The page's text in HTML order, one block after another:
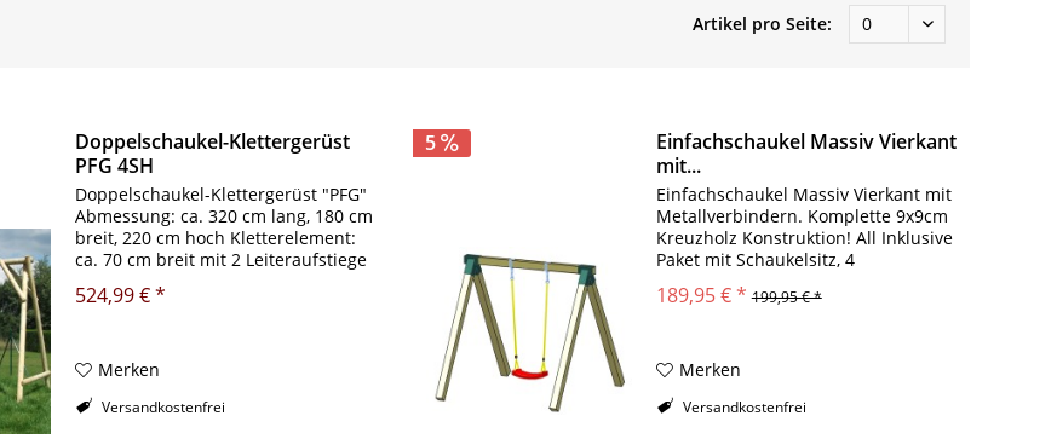
Artikel pro Seite:
Doppelschaukel-Klettergerüst
PFG 4SH
Doppelschaukel-Klettergerüst "PFG"
Abmessung: ca. 320 cm lang, 180 cm
breit, 220 cm hoch Kletterelement:
ca. 70 cm breit mit 2 Leiteraufstiege
Schaukelbalken: Ø 10cm Podest,
welche als Sitzfläche oder
524,99 € *
Merken
Versandkostenfrei
5
Einfachschaukel Massiv Vierkant
mit...
Einfachschaukel Massiv Vierkant mit
Metallverbindern. Komplette 9x9cm
Kreuzholz Konstruktion! All Inklusive
Paket mit Schaukelsitz, 4
Bodenankern und 2
Schaukelschellen. Abmessung: ca.
189,95 € * 199,95 € *
Merken
Versandkostenfrei